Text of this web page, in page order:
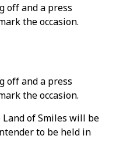
off and a press
the occasion.
off and a press
the occasion.
of Smiles will be
to be held in